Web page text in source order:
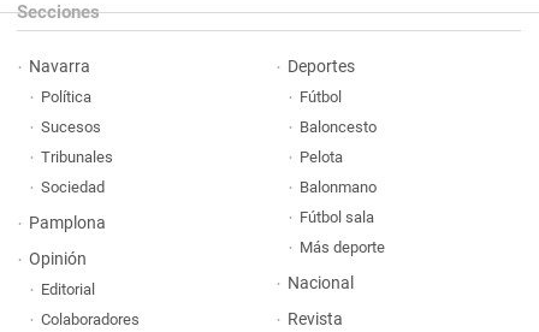
Secciones
Navarra
Política
Sucesos
Tribunales
Sociedad
Pamplona
Opinión
Editorial
Colaboradores
Deportes
Fútbol
Baloncesto
Pelota
Balonmano
Fútbol sala
Más deporte
Nacional
Revista